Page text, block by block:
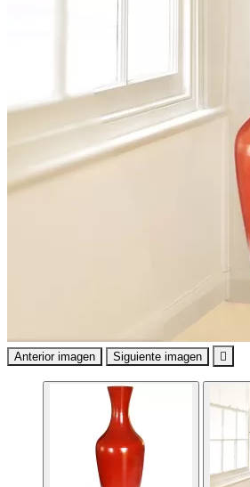
Anterior imagen Siguiente imagen 